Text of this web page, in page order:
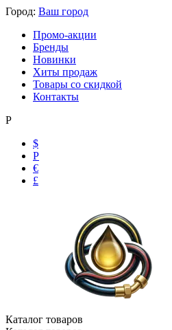
Город: Ваш город
Промо-акции
Бренды
Новинки
Хиты продаж
Товары со скидкой
Контакты
Р
$
Р
€
£
Каталог товаров
Ольга
Маслобензостойкие рукава